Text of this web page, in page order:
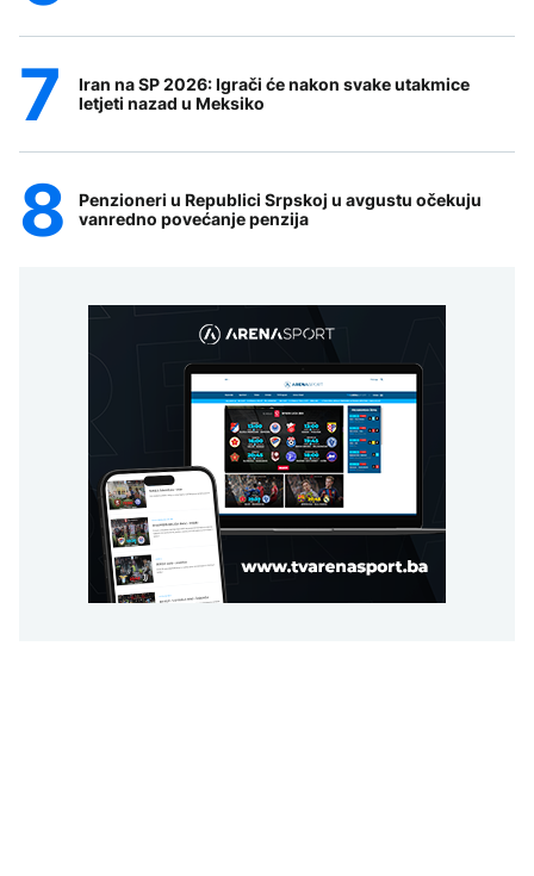
Iran na SP 2026: Igrači će nakon svake utakmice
letjeti nazad u Meksiko
Penzioneri u Republici Srpskoj u avgustu očekuju
vanredno povećanje penzija